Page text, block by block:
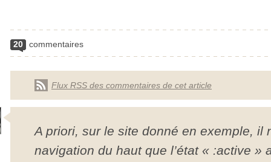
20 commentaires
Flux RSS des commentaires de cet article
A priori, sur le site donné en exemple, il
navigation du haut que l’état « :active »